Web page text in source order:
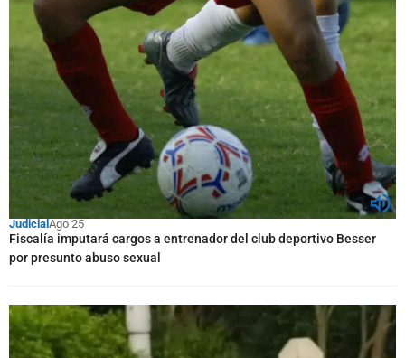
Judicial Ago 25
Fiscalía imputará cargos a entrenador del club deportivo Besser
por presunto abuso sexual